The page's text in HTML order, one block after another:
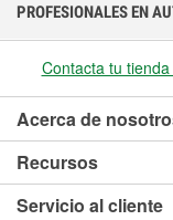
PROFESIONALES EN
Contacta tu
Acerca de
Recursos
Servicio al cliente